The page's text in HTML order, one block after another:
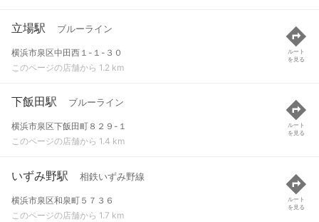
立場駅 ブルーライン
横浜市泉区中田西１-１-３０
このページの店舗から 1.2 km
ルート
を見る
下飯田駅 ブルーライン
横浜市泉区下飯田町８２９-１
このページの店舗から 1.4 km
ルート
を見る
いずみ野駅 相鉄いずみ野線
横浜市泉区和泉町５７３６
このページの店舗から 1.7 km
ルート
を見る